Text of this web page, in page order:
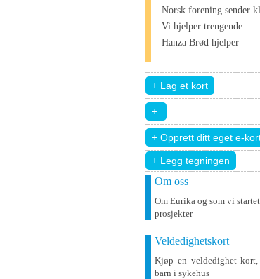
Norsk forening sender
Vi hjelper trengende
Hanza Brød hjelper
+ Legg tegningen
Om oss
Om Eurika og som vi
prosjekter
Veldedighetskort
Kjøp en veldedighet
barn i sykehus